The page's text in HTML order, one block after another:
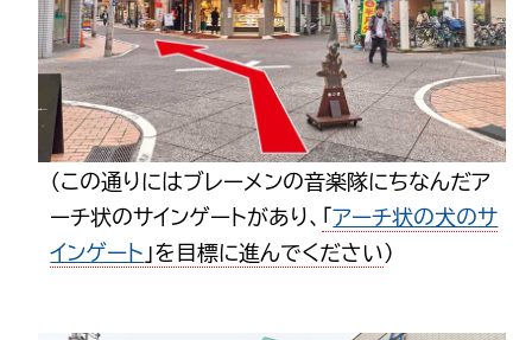
（この通りにはブレーメンの音楽隊にちなんだア
ーチ状のサインゲートがあり、 「アーチ状の犬のサ
インゲート 」を目標に進んでください）